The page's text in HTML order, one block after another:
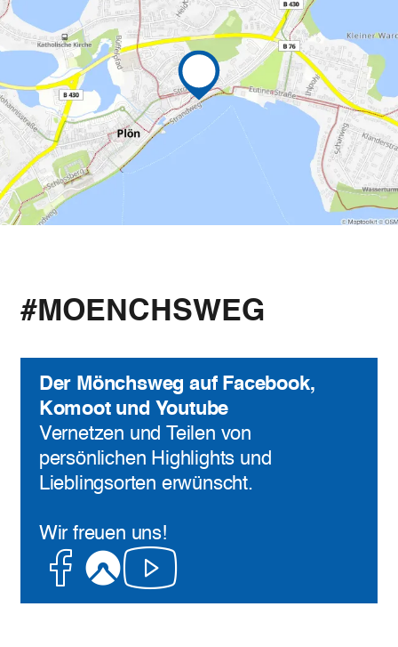
#MOENCHSWEG
Der Mönchsweg auf Facebook,
Komoot und Youtube
Vernetzen und Teilen von
persönlichen Highlights und
Lieblingsorten erwünscht.
Wir freuen uns!
Facebook
KomootYoutube